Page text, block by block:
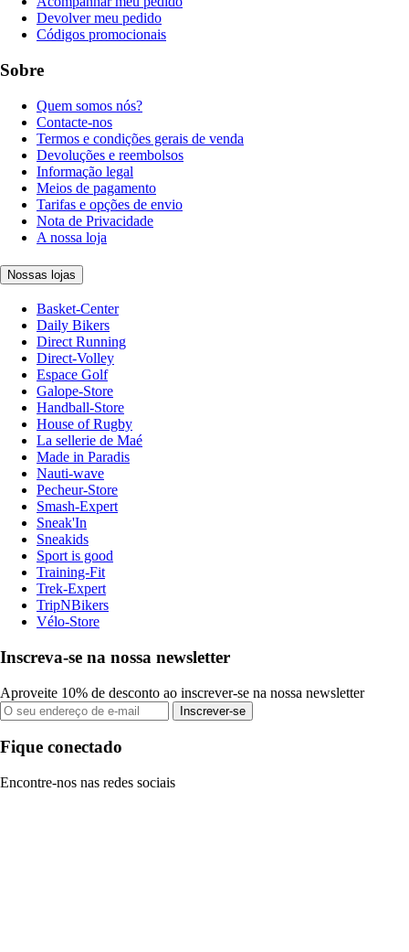
Devolver meu pedido
Códigos promocionais
Sobre
Quem somos nós?
Contacte-nos
Termos e condições gerais de venda
Devoluções e reembolsos
Informação legal
Meios de pagamento
Tarifas e opções de envio
Nota de Privacidade
A nossa loja
Nossas lojas
Basket-Center
Daily Bikers
Direct Running
Direct-Volley
Espace Golf
Galope-Store
Handball-Store
House of Rugby
La sellerie de Maé
Made in Paradis
Nauti-wave
Pecheur-Store
Smash-Expert
Sneak'In
Sneakids
Sport is good
Training-Fit
Trek-Expert
TripNBikers
Vélo-Store
Inscreva-se na nossa newsletter
Aproveite 10% de desconto ao inscrever-se na nossa newsletter
Inscrever-se
Fique conectado
Encontre-nos nas redes sociais